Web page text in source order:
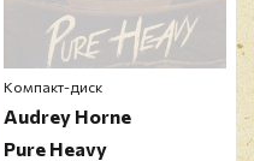
Компакт-диск
Audrey Horne
Pure Heavy